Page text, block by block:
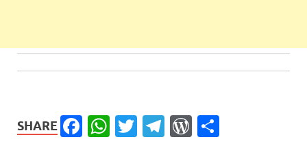
SHARE Facebook
WhatsApp
Twitter
Telegram
WordPress